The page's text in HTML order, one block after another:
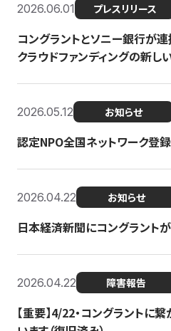
2026.06.01 プレスリリース
コングラントとソニー銀行が
クラウドファンディングの新し
2026.05.12 お知らせ
認定NPO全国ネットワーク登
2026.04.22 お知らせ
日本経済新聞にコングラント
2026.04.22 障害報告
【重要】4/22・コングラントに